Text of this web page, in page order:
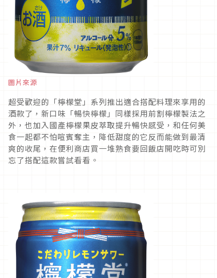
圖片來源
超受歡迎的「檸檬堂」系列推出適合搭配料理來享用的
酒款了，新口味「暢快檸檬」同樣採用前割檸檬製法之
外，也加入國產檸檬果皮萃取提升暢快感受，和任何美
食一起都不怕喧賓奪主，降低甜度的它反而能做到最清
爽的收尾，在便利商店買一堆熟食要回飯店開吃時可別
忘了搭配這款嘗試看看。